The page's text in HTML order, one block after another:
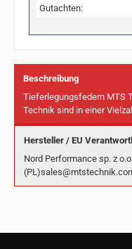
Gutachten:
Beschreibung
Tieferlegungsfedern MTS
Technik sind in einer
Hersteller / EU
Nord Performance sp. z